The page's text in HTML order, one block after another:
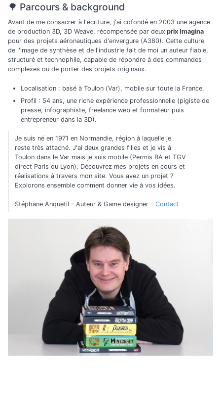
🌳 Parcours & background
Avant de me consacrer à l'écriture, j'ai cofondé en 2003 une agence
de production 3D, 3D Weave, récompensée par deux prix Imagina
pour des projets aéronautiques d'envergure (A380). Cette culture
de l'image de synthèse et de l'industrie fait de moi un auteur fiable,
structuré et technophile, capable de répondre à des commandes
complexes ou de porter des projets originaux.
Localisation : basé à Toulon (Var), mobile sur toute la France.
Profil : 54 ans, une riche expérience professionnelle (pigiste de
presse, infographiste, freelance web et formateur puis
entrepreneur dans la 3D).
Je suis né en 1971 en Normandie, région à laquelle je
reste très attaché. J'ai deux grandes filles et je vis à
Toulon dans le Var mais je suis mobile (Permis BA et TGV
direct Paris ou Lyon). Découvrez mes projets en cours et
réalisations à travers mon site. Vous avez un projet ?
Explorons ensemble comment donner vie à vos idées.
Stéphane Anquetil - Auteur & Game designer -Contact